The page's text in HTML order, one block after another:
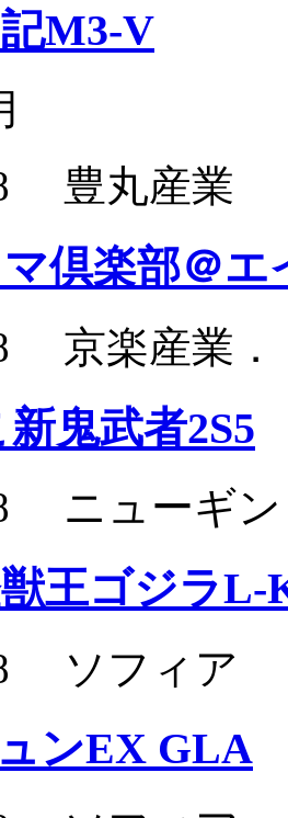
M3-V
豊丸産業
倶楽部＠
京楽産業
鬼武者2S5
ニューギ
王ゴジラL-
ソフィア
ンEX GLA